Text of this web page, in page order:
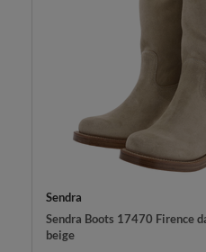
Sendra
Sendra Boots 17470 Firence
beige